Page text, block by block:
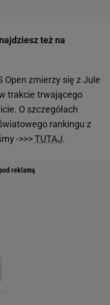
też na
Open zmierzy się z Jule
trakcie trwającego
O szczegółach
rankingu z
->>>TUTAJ.